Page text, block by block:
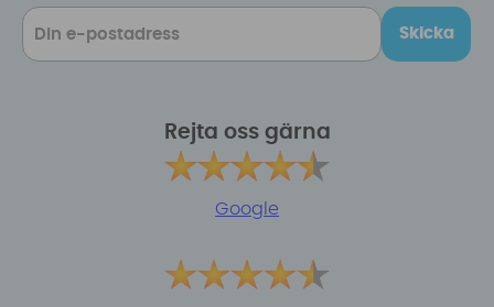
Skicka
Rejta oss gärna
Google